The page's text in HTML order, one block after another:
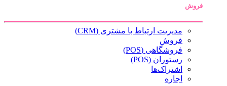
فروش
مدیریت ارتباط با مشتری (CRM)
فروش
فروشگاهی (POS)
رستوران (POS)
اشتراک‌ها
اجاره